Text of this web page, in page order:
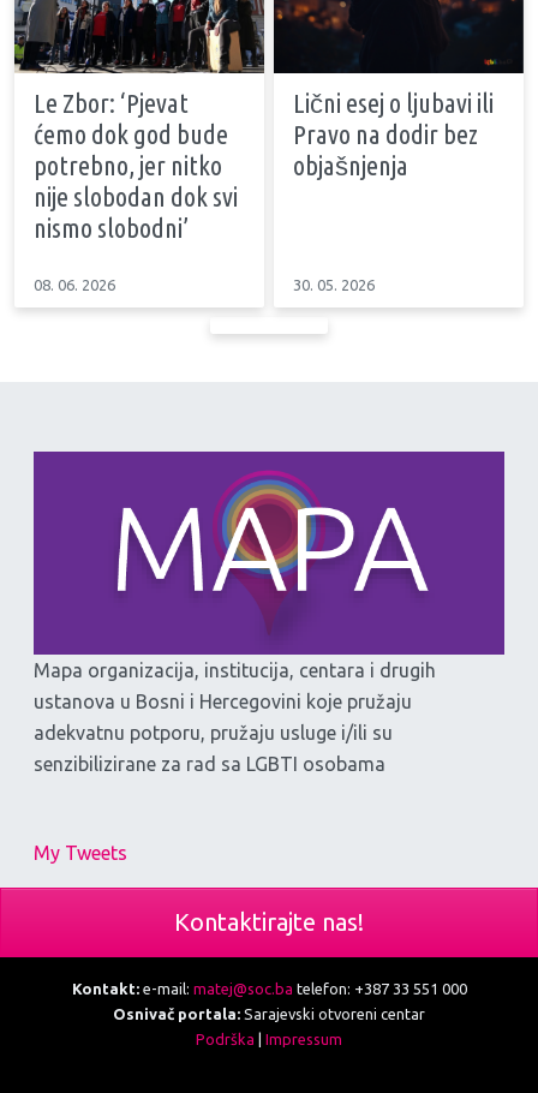
Le Zbor: ‘Pjevat
ćemo dok god bude
potrebno, jer nitko
nije slobodan dok svi
nismo slobodni’
08. 06. 2026
Lični esej o ljubavi ili
Pravo na dodir bez
objašnjenja
30. 05. 2026
Mapa organizacija, institucija, centara i drugih
ustanova u Bosni i Hercegovini koje pružaju
adekvatnu potporu, pružaju usluge i/ili su
senzibilizirane za rad sa LGBTI osobama
My Tweets
Kontaktirajte nas!
Kontakt:e-mail: matej@soc.ba telefon: +387 33 551 000
Osnivač portala: Sarajevski otvoreni centar
Podrška | Impressum